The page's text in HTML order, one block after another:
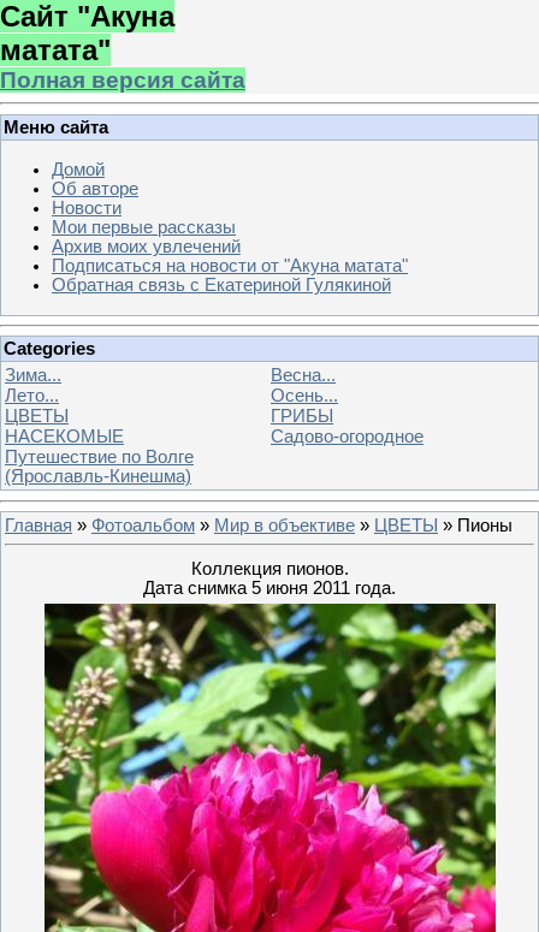
Сайт "Акуна
матата"
Полная версия сайта
Меню сайта
Домой
Об авторе
Новости
Мои первые рассказы
Архив моих увлечений
Подписаться на новости от "Акуна матата"
Обратная связь с Екатериной Гулякиной
Categories
Зима...
Весна...
Лето...
Осень...
ЦВЕТЫ
ГРИБЫ
НАСЕКОМЫЕ
Садово-огородное
Путешествие по Волге
(Ярославль-Кинешма)
Главная » Фотоальбом » Мир в объективе » ЦВЕТЫ » Пионы
Коллекция пионов.
Дата снимка 5 июня 2011 года.